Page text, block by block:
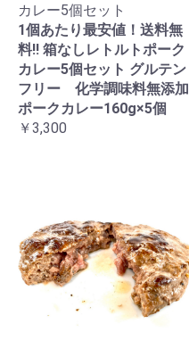
カレー5個セット
1個あたり最安値！送料無
料!! 箱なしレトルトポーク
カレー5個セット グルテン
フリー 化学調味料無添加
ポークカレー160g×5個
￥3,300